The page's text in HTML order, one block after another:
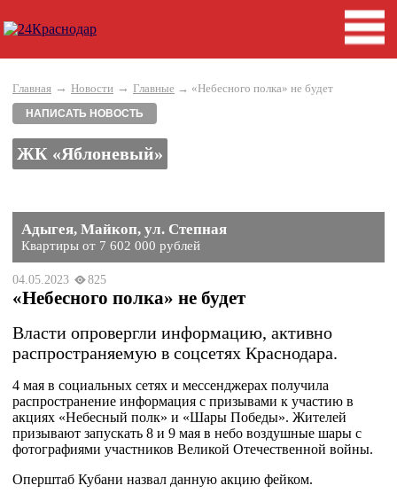
Главная → Новости → Главные → «Небесного полка» не будет
НАПИСАТЬ НОВОСТЬ
ЖК «Яблоневый»
Адыгея, Майкоп, ул. Степная
Квартиры от 7 602 000 рублей
04.05.2023 825
«Небесного полка» не будет
Власти опровергли информацию, активно
распространяемую в соцсетях Краснодара.
4 мая в социальных сетях и мессенджерах получила
распространение информация с призывами к участию в
акциях «Небесный полк» и «Шары Победы». Жителей
призывают запускать 8 и 9 мая в небо воздушные шары с
фотографиями участников Великой Отечественной войны.
Оперштаб Кубани назвал данную акцию фейком.